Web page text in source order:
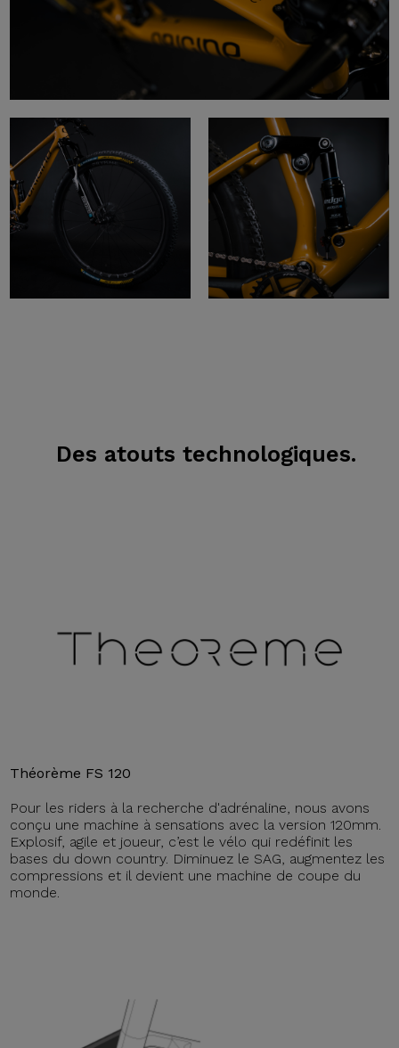
Des atouts technologiques.
Théorème FS 120
Pour les riders à la recherche d'adrénaline, nous avons
conçu une machine à sensations avec la version 120mm.
Explosif, agile et joueur, c’est le vélo qui redéfinit les
bases du down country. Diminuez le SAG, augmentez les
compressions et il devient une machine de coupe du
monde.